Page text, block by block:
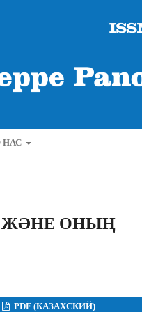
НАС
ЖƏНЕ ОНЫҢ
PDF (КАЗАХСКИЙ)